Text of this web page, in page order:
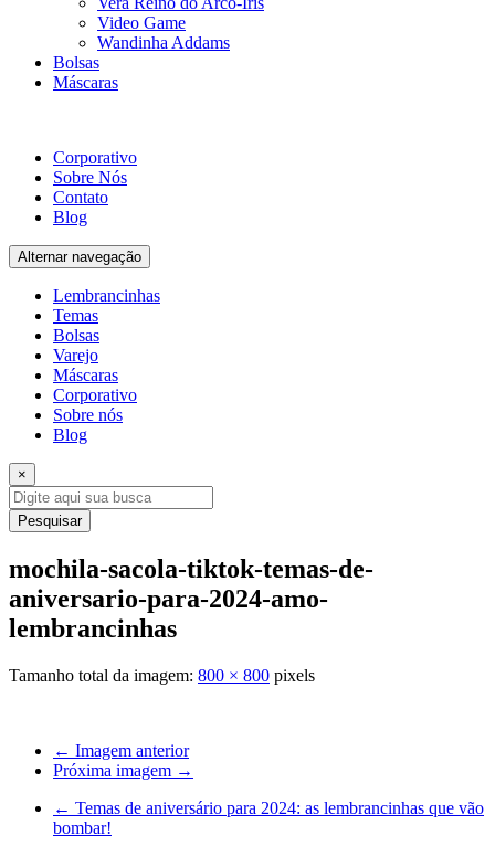
Video Game
Wandinha Addams
Bolsas
Máscaras
Corporativo
Sobre Nós
Contato
Blog
Alternar navegação
Lembrancinhas
Temas
Bolsas
Varejo
Máscaras
Corporativo
Sobre nós
Blog
×
Pesquisar
mochila-sacola-tiktok-temas-de-
aniversario-para-2024-amo-
lembrancinhas
Tamanho total da imagem: 800 × 800 pixels
← Imagem anterior
Próxima imagem →
← Temas de aniversário para 2024: as lembrancinhas que vão
bombar!